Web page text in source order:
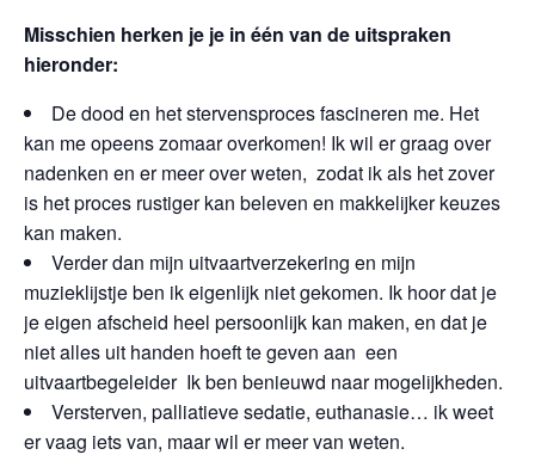
Misschien herken je je in één van de uitspraken
hieronder:
De dood en het stervensproces fascineren me. Het
kan me opeens zomaar overkomen! Ik wil er graag over
nadenken en er meer over weten, zodat ik als het zover
is het proces rustiger kan beleven en makkelijker keuzes
kan maken.
Verder dan mijn uitvaartverzekering en mijn
muzieklijstje ben ik eigenlijk niet gekomen. Ik hoor dat je
je eigen afscheid heel persoonlijk kan maken, en dat je
niet alles uit handen hoeft te geven aan een
uitvaartbegeleider Ik ben benieuwd naar mogelijkheden.
Versterven, palliatieve sedatie, euthanasie… ik weet
er vaag iets van, maar wil er meer van weten.